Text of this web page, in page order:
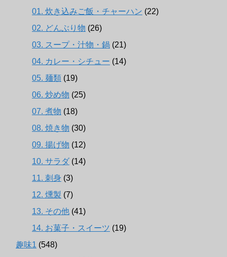
01. 炊き込みご飯・チャーハン (22)
02. どんぶり物 (26)
03. スープ・汁物・鍋 (21)
04. カレー・シチュー (14)
05. 麺類 (19)
06. 炒め物 (25)
07. 煮物 (18)
08. 焼き物 (30)
09. 揚げ物 (12)
10. サラダ (14)
11. 刺身 (3)
12. 燻製 (7)
13. その他 (41)
14. お菓子・スイーツ (19)
趣味1 (548)